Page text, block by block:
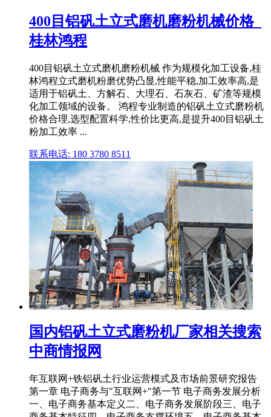
400目铝矾土立式磨机磨粉机械价格_
桂林鸿程
400目铝矾土立式磨机磨粉机械 作为规模化加工设备,桂
林鸿程立式磨机粉磨优势凸显,性能平稳,加工效率高,是
适用于铝矾土、方解石、大理石、石灰石、矿渣等规模
化加工领域的设备。 鸿程专业制造的铝矾土立式磨粉机
价格合理,选型配置科学,性价比更高,是提升400目铝矾土
粉加工效率 ...
联系电话: 180 3780 8511
国内铝矾土立式磨粉机厂家相关搜索
中商情报网
年互联网+铁铝矾土行业运营模式及市场前景研究报告
第一章 电子商务与"互联网+"第一节 电子商务发展分析
一、电子商务基本定义二、电子商务发展阶段三、电子